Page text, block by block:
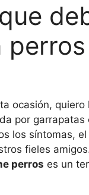
perros
ocasión,
por
los síntomas,
fieles
perros es un